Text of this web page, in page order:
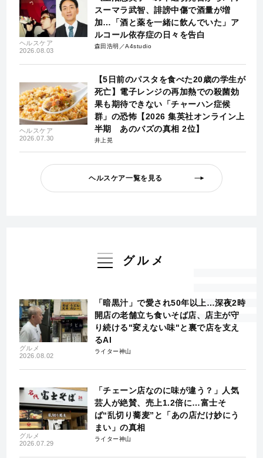
ヘルスケア
2026.08.03
スーマラ武智、誹謗中傷で酒量が増
加…「酒と薬を一緒に飲んでいた」ア
ルコール依存症の日々を告白
森田浩明／A4studio
ヘルスケア
2026.07.30
【5日前のパスタを食べた20歳の学生が
死亡】電子レンジの再加熱での殺菌効
果も期待できない「チャーハン症候
群」の恐怖【2026 集英社オンライン上
半期 あのバズの真相 2位】
井上晃
ヘルスケア一覧を見る
グルメ
グルメ
2026.08.02
「暗黒汁」で愛され50年以上…深夜2時
開店の老舗立ち食いそば店、店主が守
り続ける"変えない味"と裏で店を支え
るAI
ライター神山
グルメ
2026.07.29
「チェーン店なのに味が違う？」人気
芸人が絶賛、売上1.2倍に…富士そ
ば“乱切り蕎麦”と「あの店だけ妙にう
まい」の真相
ライター神山